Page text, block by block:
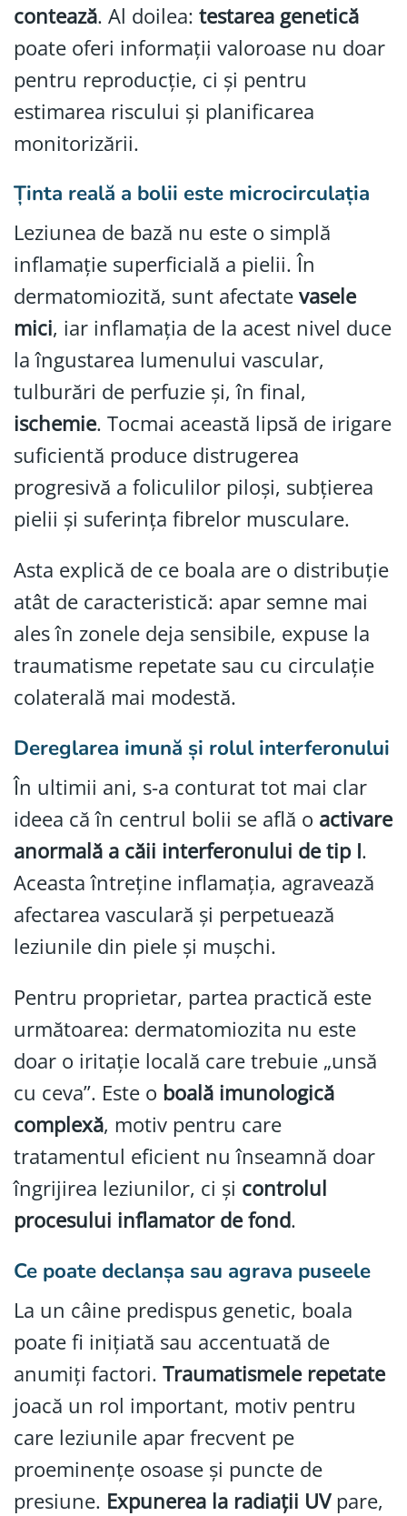
contează. Al doilea: testarea genetică
poate oferi informații valoroase nu doar
pentru reproducție, ci și pentru
estimarea riscului și planificarea
monitorizării.
Ținta reală a bolii este microcirculația
Leziunea de bază nu este o simplă
inflamație superficială a pielii. În
dermatomiozită, sunt afectatevasele
mici, iar inflamația de la acest nivel duce
la îngustarea lumenului vascular,
tulburări de perfuzie și, în final,
ischemie. Tocmai această lipsă de irigare
suficientă produce distrugerea
progresivă a foliculilor piloși, subțierea
pielii și suferința fibrelor musculare.
Asta explică de ce boala are o distribuție
atât de caracteristică: apar semne mai
ales în zonele deja sensibile, expuse la
traumatisme repetate sau cu circulație
colaterală mai modestă.
Dereglarea imună și rolul interferonului
În ultimii ani, s-a conturat tot mai clar
ideea că în centrul bolii se află o activare
anormală a căii interferonului de tip I.
Aceasta întreține inflamația, agravează
afectarea vasculară și perpetuează
leziunile din piele și mușchi.
Pentru proprietar, partea practică este
următoarea: dermatomiozita nu este
doar o iritație locală care trebuie „unsă
cu ceva”. Este o boală imunologică
complexă, motiv pentru care
tratamentul eficient nu înseamnă doar
îngrijirea leziunilor, ci și controlul
procesului inflamator de fond.
Ce poate declanșa sau agrava puseele
La un câine predispus genetic, boala
poate fi inițiată sau accentuată de
anumiți factori. Traumatismele repetate
joacă un rol important, motiv pentru
care leziunile apar frecvent pe
proeminențe osoase și puncte de
presiune. Expunerea la radiații UVpare,